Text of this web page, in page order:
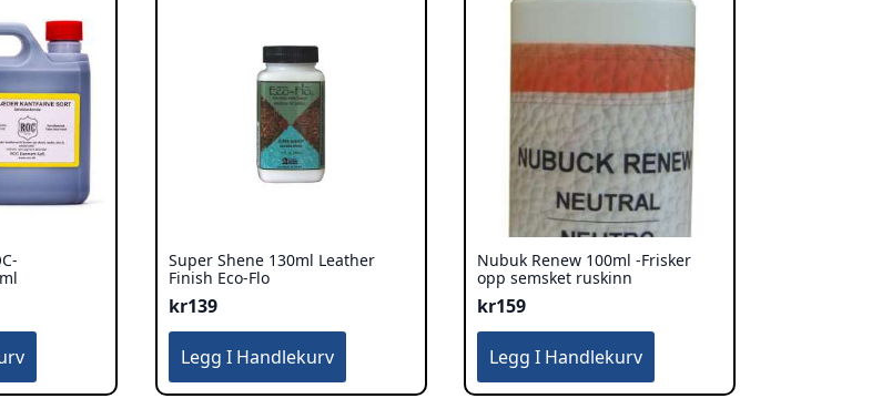
Super Shene 130ml Leather
Finish Eco-Flo
kr139
Legg I Handlekurv
Nubuk Renew 100ml -Frisker
opp semsket ruskinn
kr159
Legg I Handlekurv